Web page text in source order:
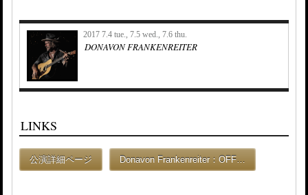
2017 7.4 tue., 7.5 wed., 7.6 thu.
DONAVON FRANKENREITER
LINKS
公演詳細ページ Donavon Frankenreiter：OFF…